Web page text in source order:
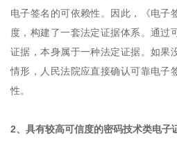
电子签名的可依赖性。因此，《电子
度，构建了一套法定证据体系。通过
证据，本身属于一种法定证据。如果
情形，人民法院应直接确认可靠电子
性。
2、具有较高可信度的密码技术类电子